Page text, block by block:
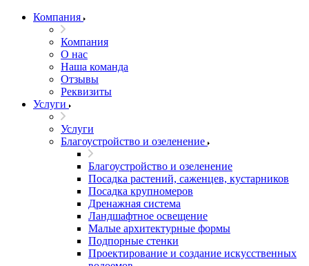
Компания
Компания
О нас
Наша команда
Отзывы
Реквизиты
Услуги
Услуги
Благоустройство и озеленение
Благоустройство и озеленение
Посадка растений, саженцев, кустарников
Посадка крупномеров
Дренажная система
Ландшафтное освещение
Малые архитектурные формы
Подпорные стенки
Проектирование и создание искусственных